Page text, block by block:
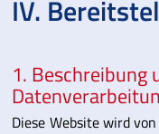
IV.
1. Beschreibung
Diese Website wird